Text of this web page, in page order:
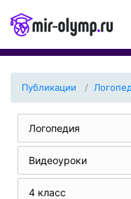
Публикации
Логопедия
Видеоуроки
4 класс